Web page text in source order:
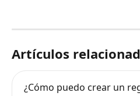
Artículos
¿Cómo puedo crear un